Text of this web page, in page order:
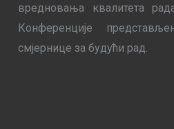
вредновања квалитета
Конференције
смјернице за будући рад.